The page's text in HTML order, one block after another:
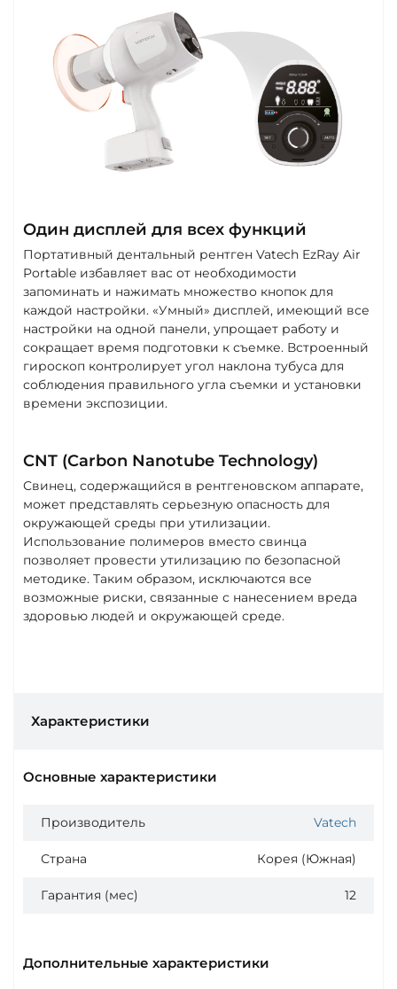
Один дисплей для всех функций
Портативный дентальный рентген Vatech EzRay Air
Portable избавляет вас от необходимости
запоминать и нажимать множество кнопок для
каждой настройки. «Умный» дисплей, имеющий все
настройки на одной панели, упрощает работу и
сокращает время подготовки к съемке. Встроенный
гироскоп контролирует угол наклона тубуса для
соблюдения правильного угла съемки и установки
времени экспозиции.
CNT (Carbon Nanotube Technology)
Свинец, содержащийся в рентгеновском аппарате,
может представлять серьезную опасность для
окружающей среды при утилизации.
Использование полимеров вместо свинца
позволяет провести утилизацию по безопасной
методике. Таким образом, исключаются все
возможные риски, связанные с нанесением вреда
здоровью людей и окружающей среде.
Характеристики
Основные характеристики
Производитель Vatech
Страна Корея (Южная)
Гарантия (мес) 12
Дополнительные характеристики